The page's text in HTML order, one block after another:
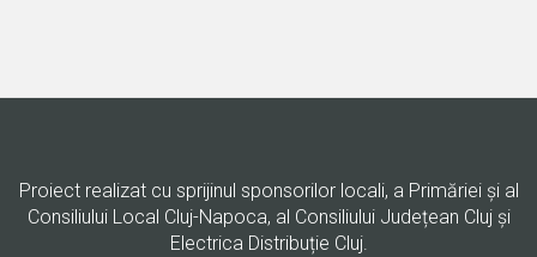
Proiect realizat cu sprijinul sponsorilor locali, a Primăriei şi al
Consiliului Local Cluj-Napoca, al Consiliului Județean Cluj și
Electrica Distribuție Cluj.